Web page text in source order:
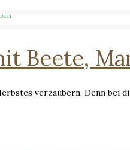
Beete,
verzaubern. Denn bei